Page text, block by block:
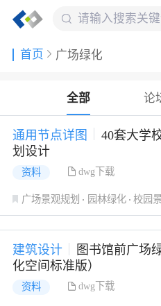
首页 广场绿化
全部 论
通用节点详图
40套大学
划设计
资料 dwg下载
广场景观规划 园林绿化 校园
建筑设计
图书馆前广场
化空间标准版）
资料 dwg下载